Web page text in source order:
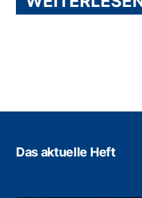
Das aktuelle Heft